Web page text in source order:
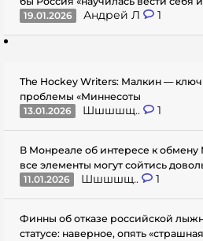
19.01.2026
Андрей Л 1
The Hockey Writers: Малкин —
проблемы «Миннесоты
13.01.2026
Шшшшщ.. 1
В Монреале об интересе к обмену
все элементы могут сойтись
11.01.2026
Шшшшщ.. 1
Финны об отказе российской
статусе: наверное, опять